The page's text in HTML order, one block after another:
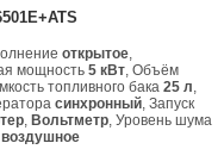
открытое,
мощность5 кВт, Объём
топливного бака25 л,
синхронный, Запуск
, Вольтметр, Уровень шума
воздушное